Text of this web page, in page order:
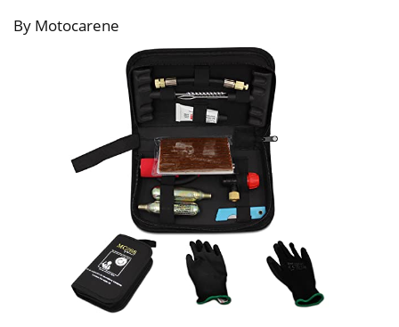
By Motocarene